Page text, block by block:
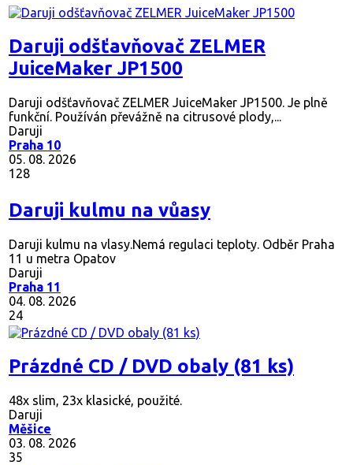
Daruji odšťavňovač ZELMER
JuiceMaker JP1500
Daruji odšťavňovač ZELMER JuiceMaker JP1500. Je plně
funkční. Používán převážně na citrusové plody,...
Daruji
Praha 10
05. 08. 2026
128
Daruji kulmu na vůasy
Daruji kulmu na vlasy.Nemá regulaci teploty. Odběr Praha
11 u metra Opatov
Daruji
Praha 11
04. 08. 2026
24
Prázdné CD / DVD obaly (81 ks)
48x slim, 23x klasické, použité.
Daruji
Měšice
03. 08. 2026
35